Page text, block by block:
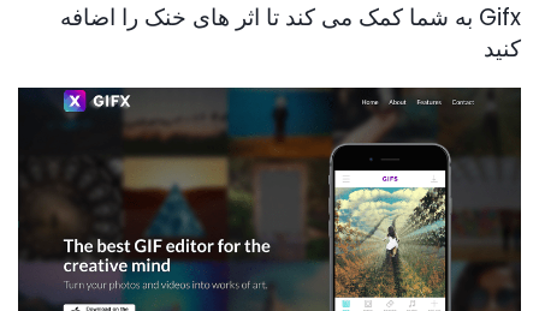
Gifx به شما کمک می کند تا اثر های خنک را اضافه
کنید